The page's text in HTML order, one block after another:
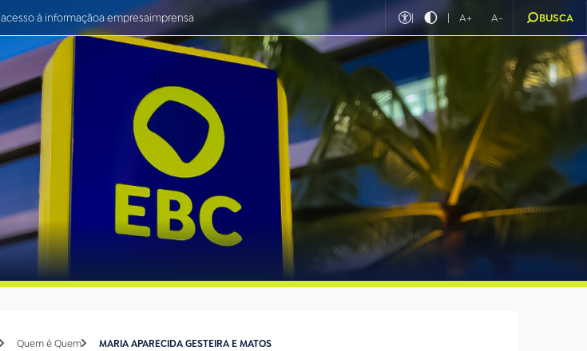
acesso à informaçãoa empresaimprensa | | A+ A- BUSCA
Quem é Quem MARIA APARECIDA GESTEIRA E MATOS